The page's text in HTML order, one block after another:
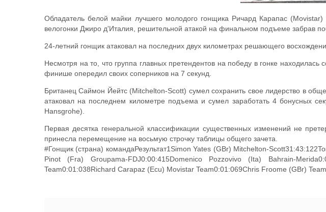
Обладатель белой майки лучшего молодого гонщика Ричард Карапас
велогонки Джиро д'Италия, решительной атакой на финальном подъеме забрав
24-летний гонщик атаковал на последних двух километрах решающего
Несмотря на то, что группа главных претендентов на победу в гонке
финише опередил своих соперников на 7 секунд.
Британец Саймон Йейтс (Mitchelton-Scott) сумел сохранить свое лидерство в
атаковал на последнем километре подъема и сумел заработать 4 бонусных
Hansgrohe).
Первая десятка генеральной классификации существенных изменений не
принесла перемещение на восьмую строчку таблицы общего зачета.
#Гонщик (страна) командаРезультат1Simon Yates (GBr) Mitchelton-
Pinot (Fra) Groupama-FDJ0:00:415Domenico Pozzovivo (Ita) Bahrain-
Team0:01:038Richard Carapaz (Ecu) Movistar Team0:01:069Chris Froome (GBr)